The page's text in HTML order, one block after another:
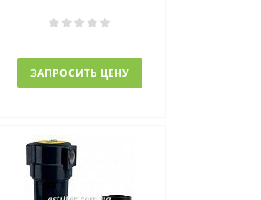
ЗАПРОСИТЬ ЦЕНУ